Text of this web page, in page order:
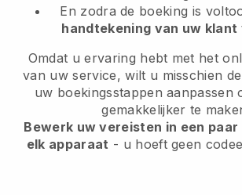
En zodra de boeking is
handtekening van uw klant
Omdat u ervaring hebt met het
van uw service, wilt u misschien
uw boekingsstappen aanpassen
gemakkelijker te
Bewerk uw vereisten in een
elk apparaat - u hoeft geen